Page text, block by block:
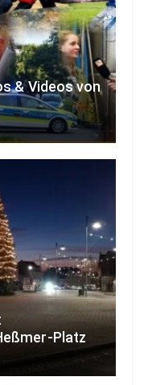
& Videos von
Platz